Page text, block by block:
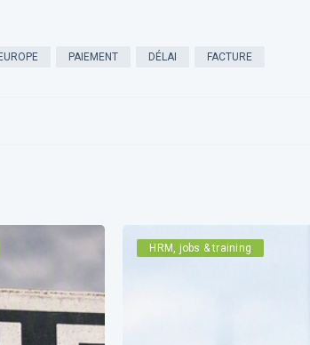
EUROPE PAIEMENT DÉLAI FACTURE
HRM, jobs & training